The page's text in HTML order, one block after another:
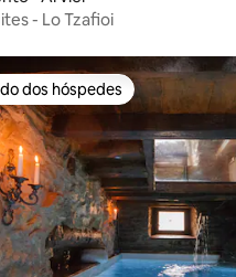
- Lo Tzafioi
preferidos dos hóspedes
dos hóspedes